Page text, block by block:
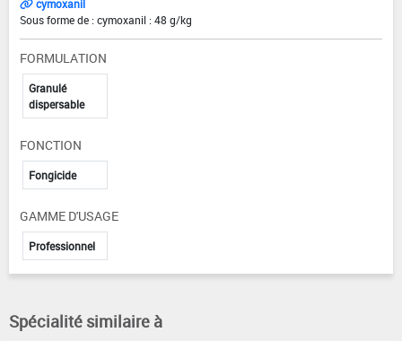
cymoxanil
Sous forme de : cymoxanil : 48 g/kg
FORMULATION
Granulé
dispersable
FONCTION
Fongicide
GAMME D'USAGE
Professionnel
Spécialité similaire à